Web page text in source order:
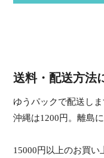
送料・配送方法
ゆうパックで配送し
沖縄は1200円。離島
15000円以上のお買